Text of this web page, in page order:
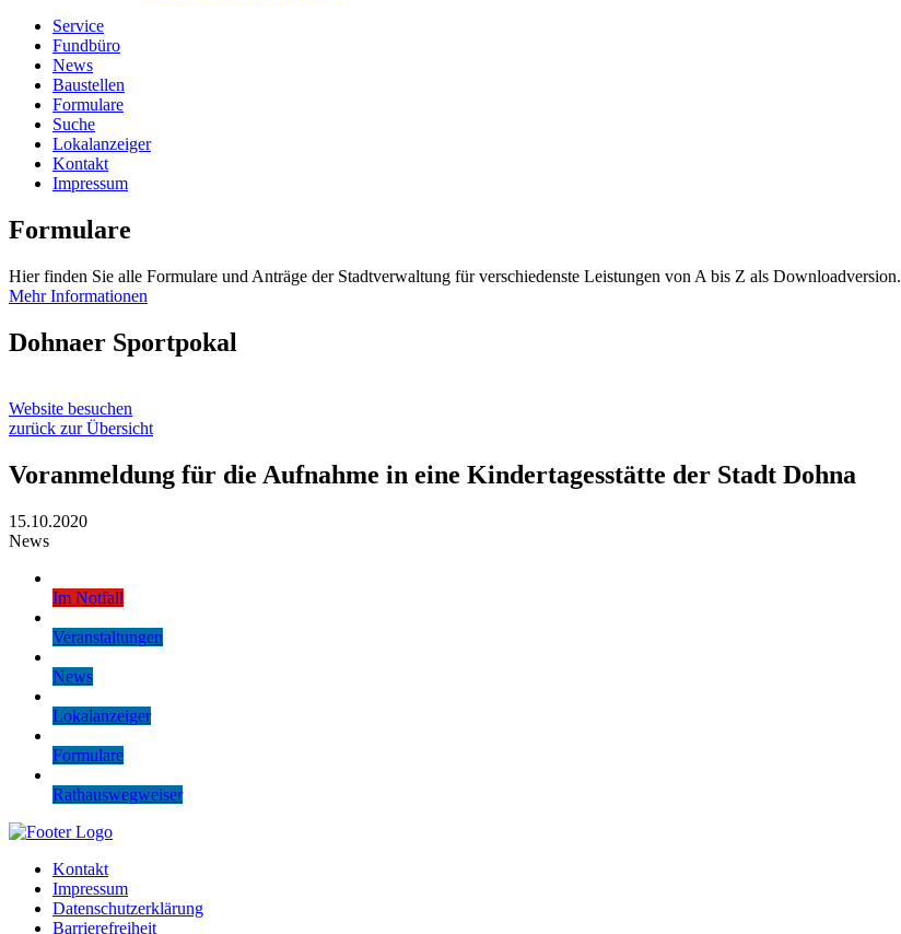
Service
Fundbüro
News
Baustellen
Formulare
Suche
Lokalanzeiger
Kontakt
Impressum
Formulare
Hier finden Sie alle Formulare und Anträge der Stadtverwaltung für verschiedenste Leistungen von A bis Z als Downloadversion.
Mehr Informationen
Dohnaer Sportpokal
Website besuchen
zurück zur Übersicht
Voranmeldung für die Aufnahme in eine Kindertagesstätte der Stadt Dohna
15.10.2020
News
Im Notfall
Veranstaltungen
News
Lokalanzeiger
Formulare
Rathauswegweiser
Kontakt
Impressum
Datenschutzerklärung
Barrierefreiheit